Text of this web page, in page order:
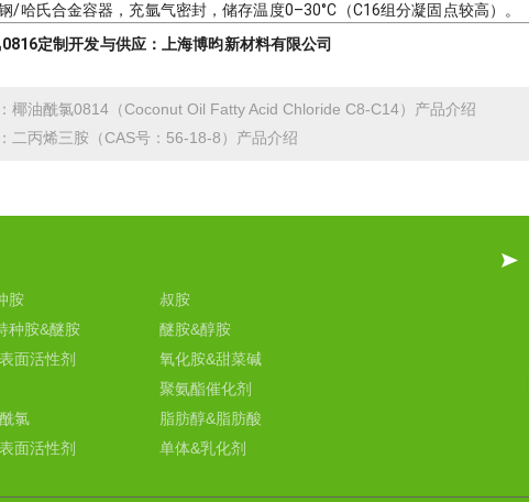
/哈氏合金容器，充氩气密封，储存温度0–30°C（C16组分凝固点较高）。
定制开发与供应：上海博昀新材料有限公司
：椰油酰氯0814（Coconut Oil Fatty Acid Chloride C8-C14）产品介绍
二丙烯三胺（CAS号：56-18-8）产品介绍
胺
叔胺
种胺&醚胺
醚胺&醇胺
面活性剂
氧化胺&甜菜碱
聚氨酯催化剂
氯
脂肪醇&脂肪酸
面活性剂
单体&乳化剂